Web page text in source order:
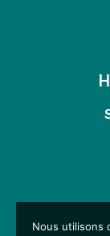
Nous utilisons